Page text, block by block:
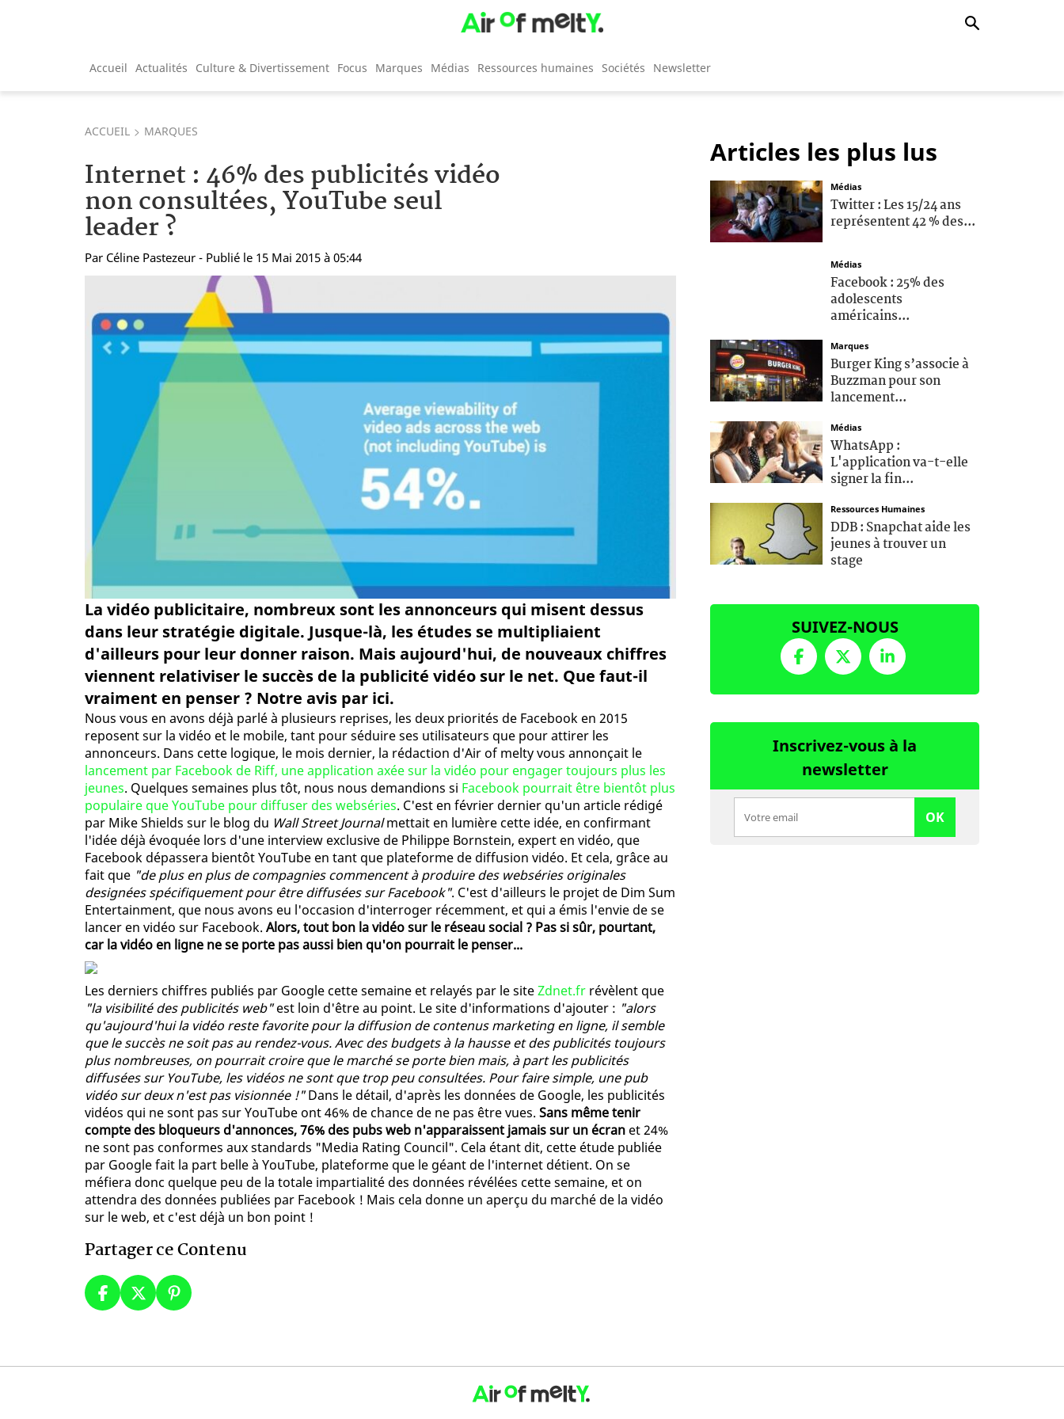
Accueil Actualités Culture & Divertissement Focus Marques Médias Ressources humaines Sociétés Newsletter
ACCUEIL MARQUES
Internet : 46% des publicités vidéo
non consultées, YouTube seul
leader ?
Par Céline Pastezeur - Publié le 15 Mai 2015 à 05:44
La vidéo publicitaire, nombreux sont les annonceurs qui misent dessus
dans leur stratégie digitale. Jusque-là, les études se multipliaient
d'ailleurs pour leur donner raison. Mais aujourd'hui, de nouveaux chiffres
viennent relativiser le succès de la publicité vidéo sur le net. Que faut-il
vraiment en penser ? Notre avis par ici.
Nous vous en avons déjà parlé à plusieurs reprises, les deux priorités de Facebook en 2015
reposent sur la vidéo et le mobile, tant pour séduire ses utilisateurs que pour attirer les
annonceurs. Dans cette logique, le mois dernier, la rédaction d'Air of melty vous annonçait le
lancement par Facebook de Riff, une application axée sur la vidéo pour engager toujours plus les
jeunes. Quelques semaines plus tôt, nous nous demandions si Facebook pourrait être bientôt plus
populaire que YouTube pour diffuser des webséries. C'est en février dernier qu'un article rédigé
par Mike Shields sur le blog du Wall Street Journalmettait en lumière cette idée, en confirmant
l'idée déjà évoquée lors d'une interview exclusive de Philippe Bornstein, expert en vidéo, que
Facebook dépassera bientôt YouTube en tant que plateforme de diffusion vidéo. Et cela, grâce au
fait que "de plus en plus de compagnies commencent à produire des webséries originales
designées spécifiquement pour être diffusées sur Facebook". C'est d'ailleurs le projet de Dim Sum
Entertainment, que nous avons eu l'occasion d'interroger récemment, et qui a émis l'envie de se
lancer en vidéo sur Facebook. Alors, tout bon la vidéo sur le réseau social ? Pas si sûr, pourtant,
car la vidéo en ligne ne se porte pas aussi bien qu'on pourrait le penser...
Les derniers chiffres publiés par Google cette semaine et relayés par le siteZdnet.fr révèlent que
"la visibilité des publicités web"est loin d'être au point. Le site d'informations d'ajouter : "alors
qu'aujourd'hui la vidéo reste favorite pour la diffusion de contenus marketing en ligne, il semble
que le succès ne soit pas au rendez-vous. Avec des budgets à la hausse et des publicités toujours
plus nombreuses, on pourrait croire que le marché se porte bien mais, à part les publicités
diffusées sur YouTube, les vidéos ne sont que trop peu consultées. Pour faire simple, une pub
vidéo sur deux n'est pas visionnée !"Dans le détail, d'après les données de Google, les publicités
vidéos qui ne sont pas sur YouTube ont 46% de chance de ne pas être vues. Sans même tenir
compte des bloqueurs d'annonces, 76% des pubs web n'apparaissent jamais sur un écran et 24%
ne sont pas conformes aux standards "Media Rating Council". Cela étant dit, cette étude publiée
par Google fait la part belle à YouTube, plateforme que le géant de l'internet détient. On se
méfiera donc quelque peu de la totale impartialité des données révélées cette semaine, et on
attendra des données publiées par Facebook ! Mais cela donne un aperçu du marché de la vidéo
sur le web, et c'est déjà un bon point !
Partager ce Contenu
Articles les plus lus
Médias
Twitter : Les 15/24 ans
représentent 42 % des...
Médias
Facebook : 25% des
adolescents
américains...
Marques
Burger King s’associe à
Buzzman pour son
lancement...
Médias
WhatsApp :
L'application va-t-elle
signer la fin...
Ressources Humaines
DDB : Snapchat aide les
jeunes à trouver un
stage
SUIVEZ-NOUS
Inscrivez-vous à la
newsletter
OK